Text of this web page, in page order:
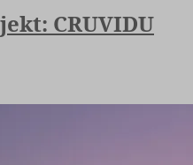
CRUVIDU